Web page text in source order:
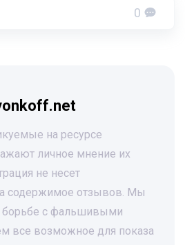
0
на ресурсе
личное мнение их
не несет
содержимое отзывов. Мы
борьбе с фальшивыми
все возможное для показа